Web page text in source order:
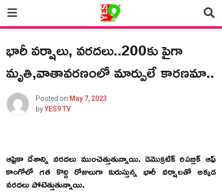
content
భారీ వర్షాలు, వరదలు..200కు పైగా
మృతి,వాతావరణంలో మార్పులే కారణమా..
Posted on May 7, 2023
byYES9 TV
ఆఫ్రికా దేశాన్ని వరదలు ముంచెత్తుతున్నాయి. డెమొక్రటిక్ రిపబ్లిక్ ఆఫ్
కాంగోలో గత కొద్ది రోజులుగా కురుస్తున్న భారీ వర్షాలతో అక్కడ
వరదలు పోటెత్తుతున్నాయి.